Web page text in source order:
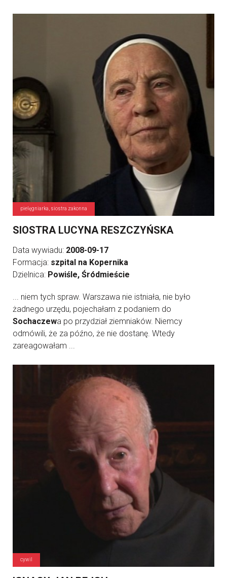
pielęgniarka, siostra zakonna
SIOSTRA LUCYNA RESZCZYŃSKA
Data wywiadu: 2008-09-17
Formacja: szpital na Kopernika
Dzielnica: Powiśle, Śródmieście
... niem tych spraw. Warszawa nie istniała, nie było
żadnego urzędu, pojechałam z podaniem do
Sochaczewa po przydział ziemniaków. Niemcy
odmówili, że za późno, że nie dostanę. Wtedy
zareagowałam ...
cywil